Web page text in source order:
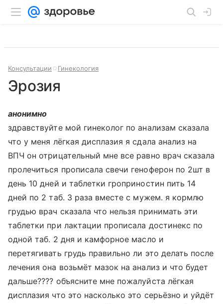
Консультации Гинекология
Эрозия
анонимно
здравствуйте мой гинеколог по анализам сказала
что у меня лёгкая дисплазия я сдала анализ на
ВПЧ он отрицательный мне все равно врач сказала
пролечиться прописала свечи геноферон по 2шт в
день 10 дней и таблетки гроприностин пить 14
дней по 2 таб. 3 раза вместе с мужем. я кормлю
грудью врач сказала что нельзя принимать эти
таблетки при лактации прописала достинекс по
одной таб. 2 дня и камфорное масло и
перетягивать грудь правильно ли это делать после
лечения она возьмёт мазок на анализ и что будет
дальше???? объясните мне пожалуйста лёгкая
дисплазия что это насколько это серьёзно и уйдёт